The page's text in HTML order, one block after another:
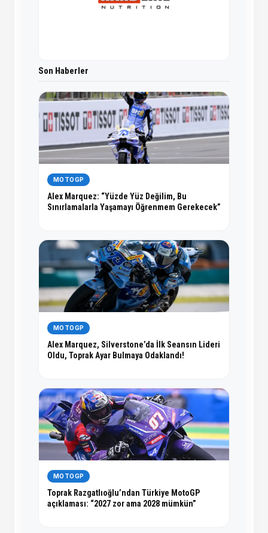
Son Haberler
MOTOGP
Alex Marquez: “Yüzde Yüz Değilim, Bu
Sınırlamalarla Yaşamayı Öğrenmem Gerekecek”
MOTOGP
Alex Marquez, Silverstone’da İlk Seansın Lideri
Oldu, Toprak Ayar Bulmaya Odaklandı!
MOTOGP
Toprak Razgatlıoğlu’ndan Türkiye MotoGP
açıklaması: “2027 zor ama 2028 mümkün”